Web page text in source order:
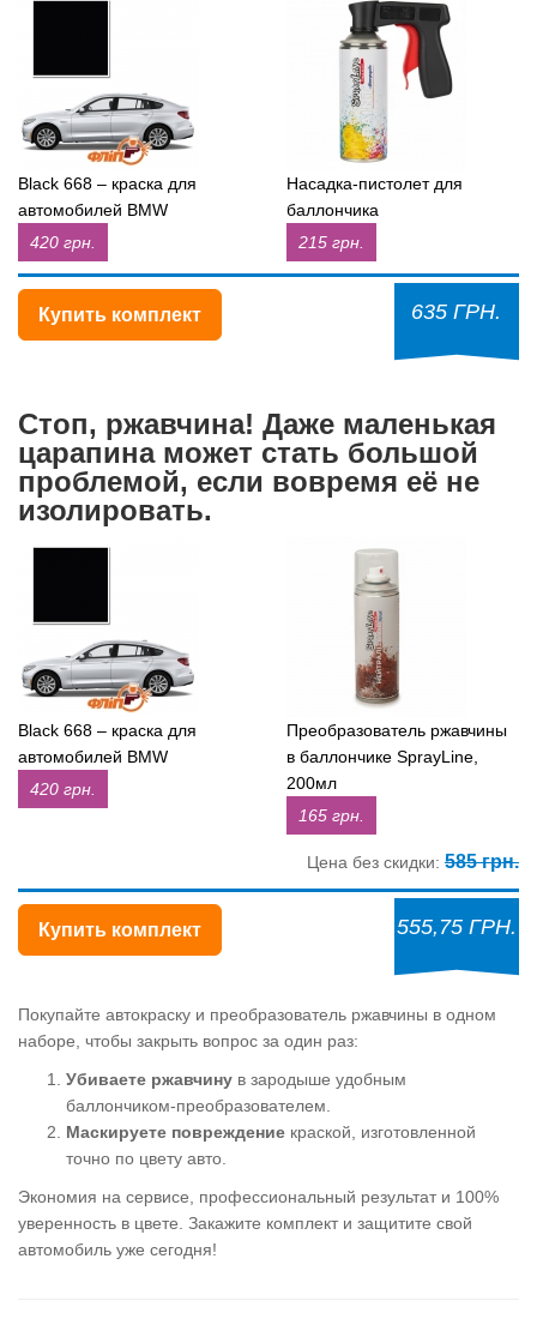
Black 668 – краска для
автомобилей BMW
420 грн.
Насадка-пистолет для
баллончика
215 грн.
Купить комплект 635 ГРН.
Стоп, ржавчина! Даже маленькая
царапина может стать большой
проблемой, если вовремя её не
изолировать.
Black 668 – краска для
автомобилей BMW
420 грн.
Преобразователь ржавчины
в баллончике SprayLine,
200мл
165 грн.
Цена без скидки: 585 грн.
Купить комплект 555,75 ГРН.
Покупайте автокраску и преобразователь ржавчины в одном
наборе, чтобы закрыть вопрос за один раз:
Убиваете ржавчину в зародыше удобным
баллончиком-преобразователем.
Маскируете повреждение краской, изготовленной
точно по цвету авто.
Экономия на сервисе, профессиональный результат и 100%
уверенность в цвете. Закажите комплект и защитите свой
автомобиль уже сегодня!